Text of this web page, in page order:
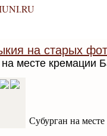
на старых
на месте кремации
Субурган на